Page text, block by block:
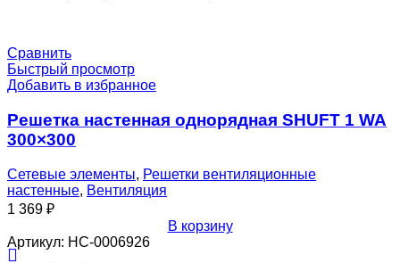
Сравнить
Быстрый просмотр
Добавить в избранное
Решетка настенная однорядная SHUFT 1 WA
300×300
Сетевые элементы, Решетки вентиляционные
настенные, Вентиляция
1 369 ₽
В корзину
Артикул: НС-0006926